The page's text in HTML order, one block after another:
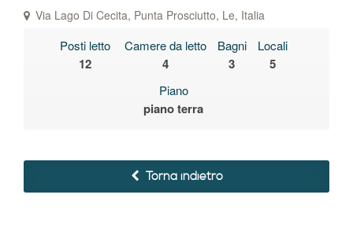
Via Lago Di Cecita, Punta Prosciutto, Le, Italia
Posti letto
12
Camere da letto
4
Bagni
3
Locali
5
Piano
piano terra
Torna indietro